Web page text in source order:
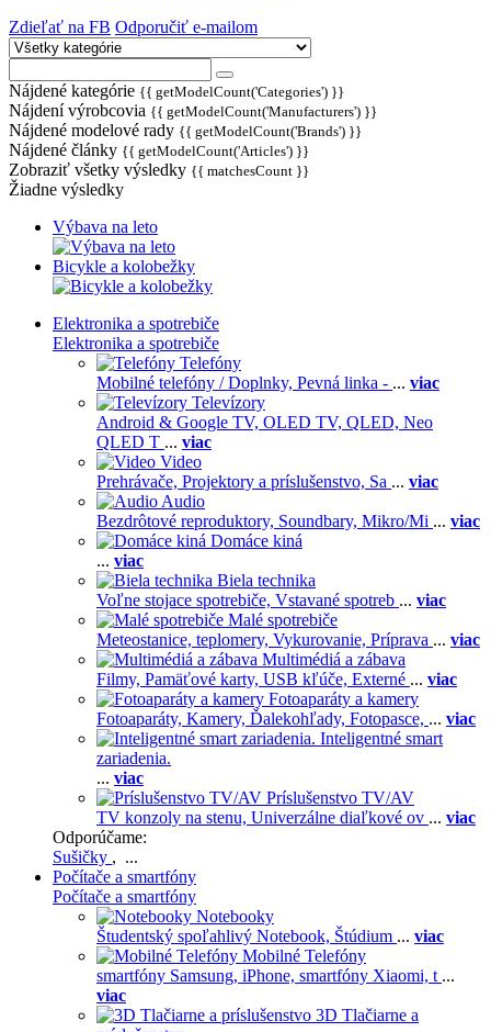
Zdieľať na FB Odporučiť e-mailom
Nájdené kategórie {{ getModelCount('Categories') }}
Nájdení výrobcovia {{ getModelCount('Manufacturers') }}
Nájdené modelové rady {{ getModelCount('Brands') }}
Nájdené články {{ getModelCount('Articles') }}
Zobraziť všetky výsledky {{ matchesCount }}
Žiadne výsledky
Výbava na leto
Bicykle a kolobežky
Elektronika a spotrebiče
Elektronika a spotrebiče
Telefóny
Mobilné telefóny / Doplnky, Pevná linka - ... viac
Televízory
Android & Google TV, OLED TV, QLED, Neo
QLED T ... viac
Video
Prehrávače, Projektory a príslušenstvo, Sa ... viac
Audio
Bezdrôtové reproduktory, Soundbary, Mikro/Mi ... viac
Domáce kiná
... viac
Biela technika
Voľne stojace spotrebiče, Vstavané spotreb ... viac
Malé spotrebiče
Meteostanice, teplomery, Vykurovanie, Príprava ... viac
Multimédiá a zábava
Filmy, Pamäťové karty, USB kľúče, Externé ... viac
Fotoaparáty a kamery
Fotoaparáty, Kamery, Ďalekohľady, Fotopasce, ... viac
Inteligentné smart
zariadenia.
... viac
Príslušenstvo TV/AV
TV konzoly na stenu, Univerzálne diaľkové ov ... viac
Odporúčame:
Sušičky , ...
Počítače a smartfóny
Počítače a smartfóny
Notebooky
Študentský spoľahlivý Notebook, Štúdium ... viac
Mobilné Telefóny
smartfóny Samsung, iPhone, smartfóny Xiaomi, t ...
viac
3D Tlačiarne a